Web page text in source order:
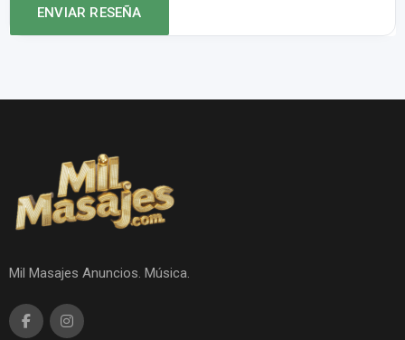
Mil Masajes Anuncios. Música.